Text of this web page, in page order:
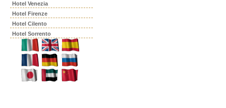
Hotel Venezia
Hotel Firenze
Hotel Cilento
Hotel Sorrento